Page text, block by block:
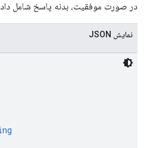
در صورت موفقیت، بدنه پاسخ شامل
نمایش JSON